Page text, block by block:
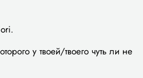
у твоей/твоего чуть ли не